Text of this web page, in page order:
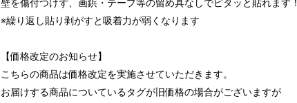
壁を傷付つけず、画鋲・テープ等の留め具なしでピタッと貼れます！
※繰り返し貼り剥がすと吸着力が弱くなります
【価格改定のお知らせ】
こちらの商品は価格改定を実施させていただきます。
お届けする商品についているタグが旧価格の場合がございますが